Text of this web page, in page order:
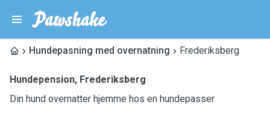
Hundepasning med overnatning Frederiksberg
Hundepension, Frederiksberg
Din hund overnatter hjemme hos en hundepasser